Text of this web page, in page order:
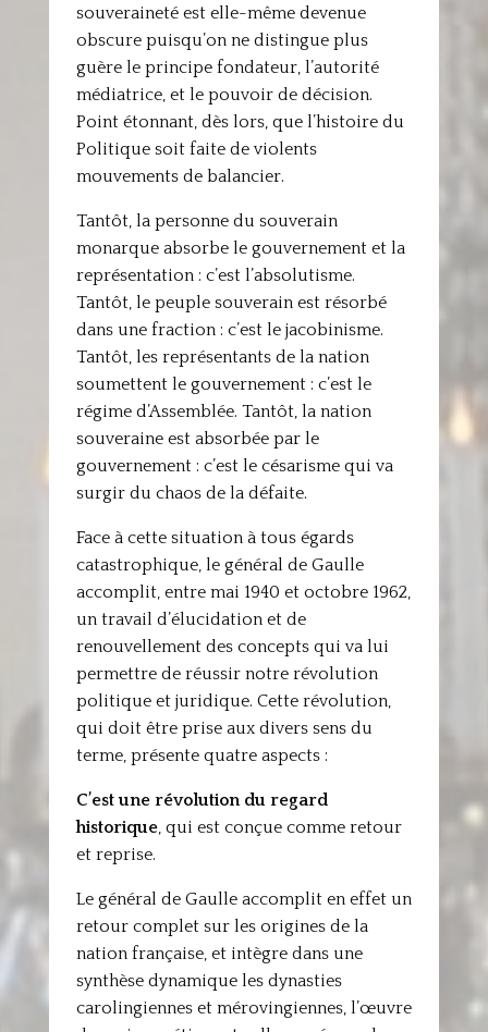
souveraineté est elle-même devenue
obscure puisqu’on ne distingue plus
guère le principe fondateur, l’autorité
médiatrice, et le pouvoir de décision.
Point étonnant, dès lors, que l’histoire du
Politique soit faite de violents
mouvements de balancier.
Tantôt, la personne du souverain
monarque absorbe le gouvernement et la
représentation : c’est l’absolutisme.
Tantôt, le peuple souverain est résorbé
dans une fraction : c’est le jacobinisme.
Tantôt, les représentants de la nation
soumettent le gouvernement : c’est le
régime d’Assemblée. Tantôt, la nation
souveraine est absorbée par le
gouvernement : c’est le césarisme qui va
surgir du chaos de la défaite.
Face à cette situation à tous égards
catastrophique, le général de Gaulle
accomplit, entre mai 1940 et octobre 1962,
un travail d’élucidation et de
renouvellement des concepts qui va lui
permettre de réussir notre révolution
politique et juridique. Cette révolution,
qui doit être prise aux divers sens du
terme, présente quatre aspects :
C’est une révolution du regard
historique, qui est conçue comme retour
et reprise.
Le général de Gaulle accomplit en effet un
retour complet sur les origines de la
nation française, et intègre dans une
synthèse dynamique les dynasties
carolingiennes et mérovingiennes, l’œuvre